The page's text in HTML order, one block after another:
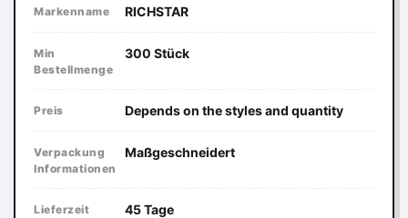
Markenname RICHSTAR
Min
Bestellmenge
300 Stück
Preis Depends on the styles and quantity
Verpackung
Informationen
Maßgeschneidert
Lieferzeit 45 Tage